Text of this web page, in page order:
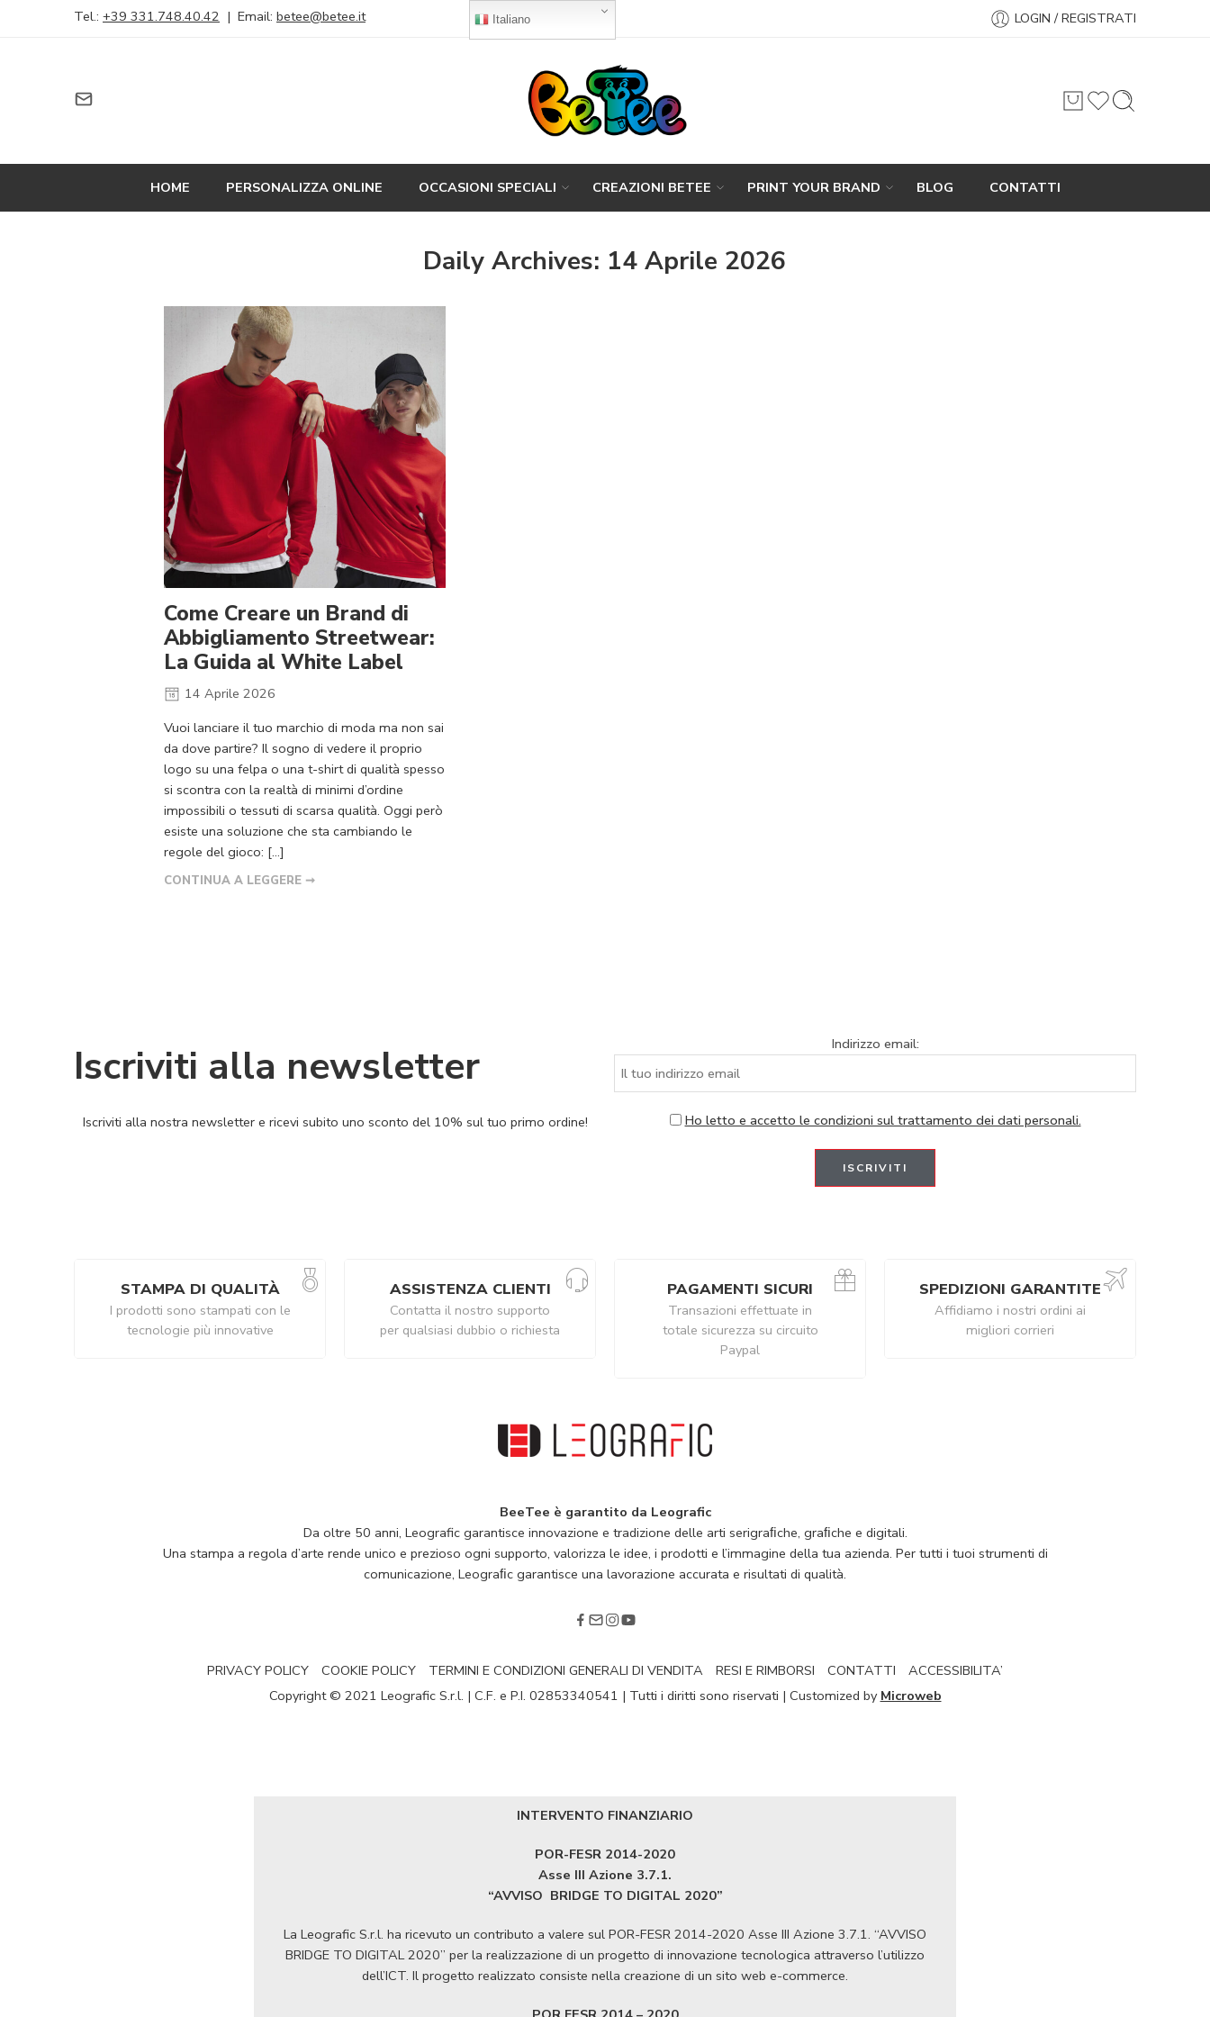
Tel.: +39 331.748.40.42 | Email: betee@betee.it Italiano LOGIN / REGISTRATI
HOME PERSONALIZZA ONLINE OCCASIONI SPECIALI CREAZIONI BETEE PRINT YOUR BRAND BLOG CONTATTI
Daily Archives: 14 Aprile 2026
Come Creare un Brand di
Abbigliamento Streetwear:
La Guida al White Label
14 Aprile 2026
Vuoi lanciare il tuo marchio di moda ma non sai
da dove partire? Il sogno di vedere il proprio
logo su una felpa o una t-shirt di qualità spesso
si scontra con la realtà di minimi d’ordine
impossibili o tessuti di scarsa qualità. Oggi però
esiste una soluzione che sta cambiando le
regole del gioco: […]
CONTINUA A LEGGERE ➞
Iscriviti alla newsletter
Iscriviti alla nostra newsletter e ricevi subito uno sconto del 10% sul tuo primo ordine!
Indirizzo email:
Ho letto e accetto le condizioni sul trattamento dei dati personali.
STAMPA DI QUALITÀ
I prodotti sono stampati con le
tecnologie più innovative
ASSISTENZA CLIENTI
Contatta il nostro supporto
per qualsiasi dubbio o richiesta
PAGAMENTI SICURI
Transazioni effettuate in
totale sicurezza su circuito
Paypal
SPEDIZIONI GARANTITE
Affidiamo i nostri ordini ai
migliori corrieri
BeeTee è garantito da Leografic
Da oltre 50 anni, Leografic garantisce innovazione e tradizione delle arti serigraﬁche, graﬁche e digitali.
Una stampa a regola d’arte rende unico e prezioso ogni supporto, valorizza le idee, i prodotti e l’immagine della tua azienda. Per tutti i tuoi strumenti di
comunicazione, Leograﬁc garantisce una lavorazione accurata e risultati di qualità.
PRIVACY POLICY COOKIE POLICY TERMINI E CONDIZIONI GENERALI DI VENDITA RESI E RIMBORSI CONTATTI
ACCESSIBILITA’
Copyright © 2021 Leografic S.r.l. | C.F. e P.I. 02853340541 | Tutti i diritti sono riservati | Customized by Microweb
INTERVENTO FINANZIARIO
POR-FESR 2014-2020
Asse III Azione 3.7.1.
“AVVISO BRIDGE TO DIGITAL 2020”
La Leografic S.r.l. ha ricevuto un contributo a valere sul POR-FESR 2014-2020 Asse III Azione 3.7.1. “AVVISO
BRIDGE TO DIGITAL 2020” per la realizzazione di un progetto di innovazione tecnologica attraverso l’utilizzo
dell’ICT. Il progetto realizzato consiste nella creazione di un sito web e-commerce.